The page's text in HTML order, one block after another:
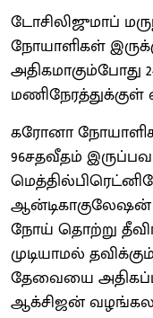
டோசிலிஜுமாப்
நோயாளிகள்
அதிகமாகும்போது
கரோனா
96சதவீதம்
ஆன்டிகாகுலேஷன்
நோய் தொற்று
முடியாமல்
தேவையை
ஆக்சிஜன்